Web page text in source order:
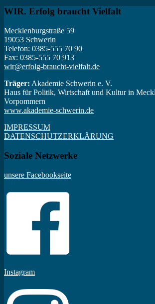
WIR. Erfolg braucht Vielfalt
Mecklenburgstraße 59
19053 Schwerin
Telefon: 0385-555 70 90
Fax: 0385-555 70 913
wir@erfolg-braucht-vielfalt.de
Träger: Akademie Schwerin e. V.
Haus für Politik, Wirtschaft und Kultur in
Vorpommern
www.akademie-schwerin.de
IMPRESSUM
DATENSCHUTZERKLÄRUNG
Soziale Netzwerke
unsere Facebookseite
Instagram